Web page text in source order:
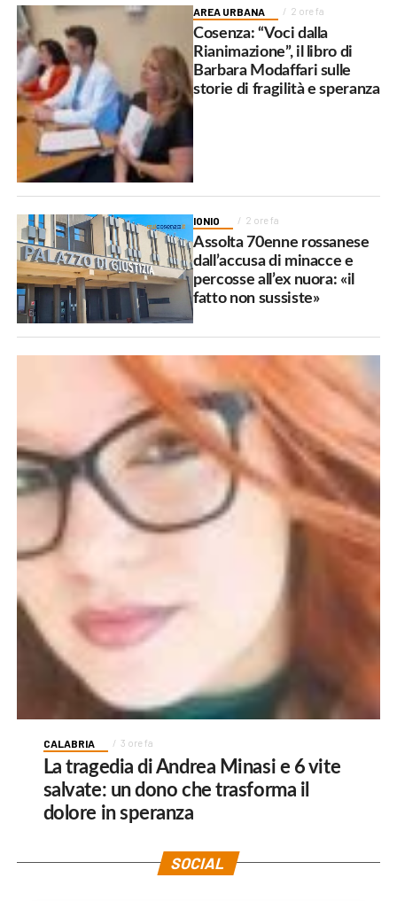
AREA URBANA 2 ore fa
Cosenza: “Voci dalla
Rianimazione”, il libro di
Barbara Modaffari sulle
storie di fragilità e speranza
IONIO 2 ore fa
Assolta 70enne rossanese
dall’accusa di minacce e
percosse all’ex nuora: «il
fatto non sussiste»
CALABRIA 3 ore fa
La tragedia di Andrea Minasi e 6 vite
salvate: un dono che trasforma il
dolore in speranza
SOCIAL